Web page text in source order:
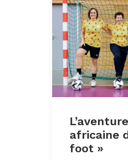
africaine
foot »